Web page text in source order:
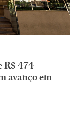
R$ 474
avanço em